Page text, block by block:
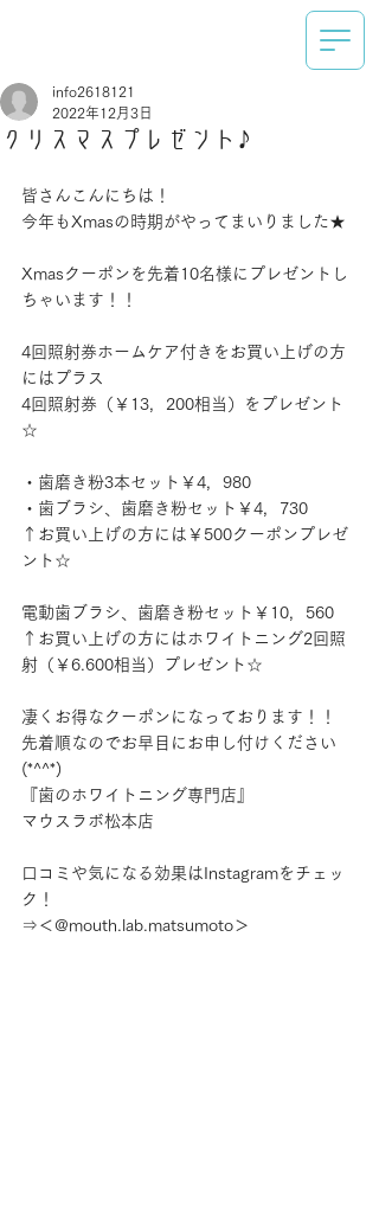
クリスマスプレゼント♪
info2618121
2022年12月3日
皆さんこんにちは！
今年もXmasの時期がやってまいりました★
Xmasクーポンを先着10名様にプレゼントし
ちゃいます！！
4回照射券ホームケア付きをお買い上げの方
にはプラス
4回照射券（￥13，200相当）をプレゼント
☆
・歯磨き粉3本セット￥4，980
・歯ブラシ、歯磨き粉セット￥4，730
↑お買い上げの方には￥500クーポンプレゼ
ント☆
電動歯ブラシ、歯磨き粉セット￥10，560
↑お買い上げの方にはホワイトニング2回照
射（￥6.600相当）プレゼント☆
凄くお得なクーポンになっております！！
先着順なのでお早目にお申し付けください
(*^^*)
『歯のホワイトニング専門店』
マウスラボ松本店
口コミや気になる効果はInstagramをチェッ
ク！
⇒＜@mouth.lab.matsumoto＞